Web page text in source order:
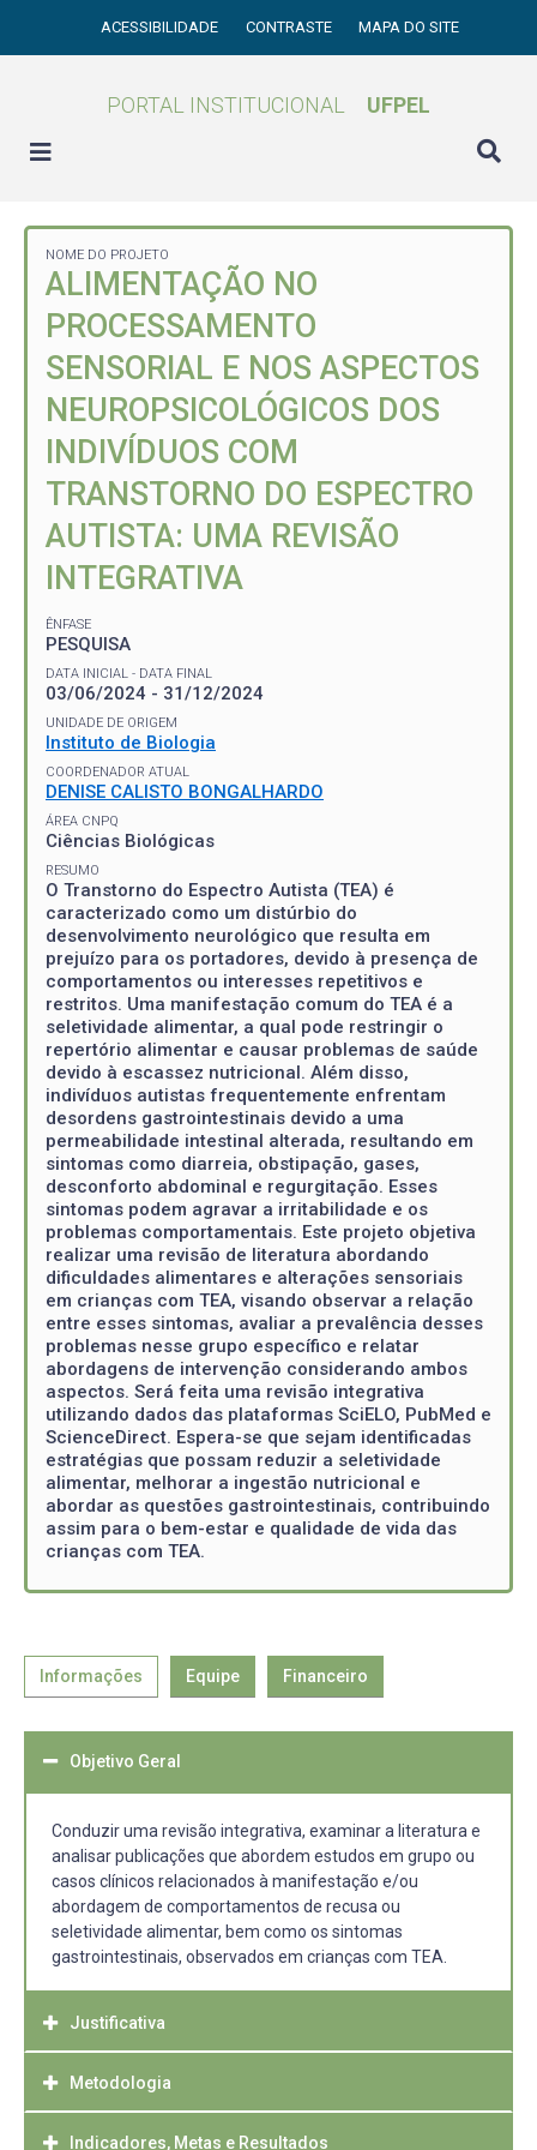
ACESSIBILIDADE CONTRASTE MAPA DO SITE
PORTAL INSTITUCIONAL UFPEL
NOME DO PROJETO
ALIMENTAÇÃO NO
PROCESSAMENTO
SENSORIAL E NOS ASPECTOS
NEUROPSICOLÓGICOS DOS
INDIVÍDUOS COM
TRANSTORNO DO ESPECTRO
AUTISTA: UMA REVISÃO
INTEGRATIVA
ÊNFASE
PESQUISA
DATA INICIAL - DATA FINAL
03/06/2024 - 31/12/2024
UNIDADE DE ORIGEM
Instituto de Biologia
COORDENADOR ATUAL
DENISE CALISTO BONGALHARDO
ÁREA CNPQ
Ciências Biológicas
RESUMO
O Transtorno do Espectro Autista (TEA) é
caracterizado como um distúrbio do
desenvolvimento neurológico que resulta em
prejuízo para os portadores, devido à presença de
comportamentos ou interesses repetitivos e
restritos. Uma manifestação comum do TEA é a
seletividade alimentar, a qual pode restringir o
repertório alimentar e causar problemas de saúde
devido à escassez nutricional. Além disso,
indivíduos autistas frequentemente enfrentam
desordens gastrointestinais devido a uma
permeabilidade intestinal alterada, resultando em
sintomas como diarreia, obstipação, gases,
desconforto abdominal e regurgitação. Esses
sintomas podem agravar a irritabilidade e os
problemas comportamentais. Este projeto objetiva
realizar uma revisão de literatura abordando
dificuldades alimentares e alterações sensoriais
em crianças com TEA, visando observar a relação
entre esses sintomas, avaliar a prevalência desses
problemas nesse grupo específico e relatar
abordagens de intervenção considerando ambos
aspectos. Será feita uma revisão integrativa
utilizando dados das plataformas SciELO, PubMed e
ScienceDirect. Espera-se que sejam identificadas
estratégias que possam reduzir a seletividade
alimentar, melhorar a ingestão nutricional e
abordar as questões gastrointestinais, contribuindo
assim para o bem-estar e qualidade de vida das
crianças com TEA.
Informações Equipe Financeiro
Objetivo Geral
Conduzir uma revisão integrativa, examinar a literatura e
analisar publicações que abordem estudos em grupo ou
casos clínicos relacionados à manifestação e/ou
abordagem de comportamentos de recusa ou
seletividade alimentar, bem como os sintomas
gastrointestinais, observados em crianças com TEA.
Justificativa
A hipersensibilidade ou hipossensibilidade sensorial pode
desempenhar um papel crucial na determinação dos
padrões alimentares restritivos e nas dificuldades
Metodologia
Indicadores, Metas e Resultados